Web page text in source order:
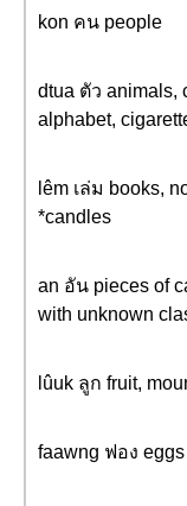
kon คน people
dtua ตัว animals,
alphabet,
lêm เล่ม books,
*candles
an อัน pieces of
with unknown
lûuk ลูก fruit,
faawng ฟอง eggs